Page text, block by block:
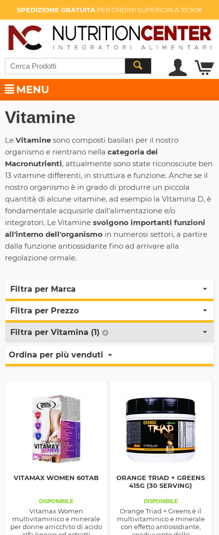
SPEDIZIONE GRATUITAPER ORDINI SUPERIORI A 39,90€
MENU
Vitamine
Le Vitamine sono composti basilari per il nostro
organismo e rientrano nella categoria dei
Macronutrienti, attualmente sono state riconosciute ben
13 vitamine differenti, in struttura e funzione. Anche se il
nostro organismo è in grado di produrre un piccola
quantità di alcune vitamine, ad esempio la VItamina D, è
fondamentale acquisirle dall'alimentazione e/o
integratori. Le Vitamine svolgono importanti funzioni
all'interno dell'organismo in numerosi settori, a partire
dalla funzione antiossidante fino ad arrivare alla
regolazione ormale.
Filtra per Marca
Filtra per Prezzo
Filtra per Vitamina (1)
Ordina per più venduti
VITAMAX WOMEN 60TAB
DISPONIBILE
Vitamax Women
multivitaminico e minerale
per donne arricchito di acido
ORANGE TRIAD + GREENS
415G (30 SERVING)
DISPONIBILE
Orange Triad + Greens è il
multivitaminico e minerale
con effetto antiossdiante,